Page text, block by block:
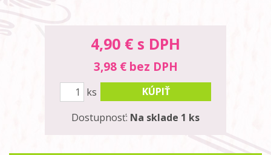
4,90 € s DPH
3,98 € bez DPH
ks
KÚPIŤ
Dostupnosť: Na sklade 1 ks